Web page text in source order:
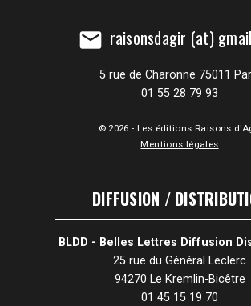
mail raisonsdagir (at)
5 rue de Charonne 75011
01 55 28 79 93
© 2026 - Les éditions Raisons
Mentions légales
DIFFUSION /
BLDD - Belles Lettres Diffusion
25 rue du Général Leclerc
94270 Le Kremlin-Bicêtre
01 45 15 19 70